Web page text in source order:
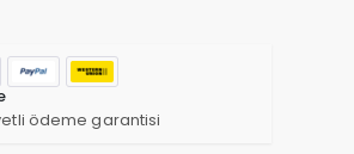
ödeme garantisi